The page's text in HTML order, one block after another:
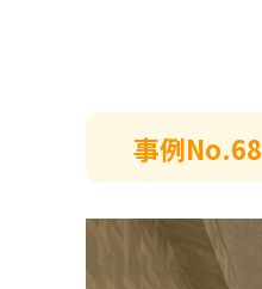
事例No.68